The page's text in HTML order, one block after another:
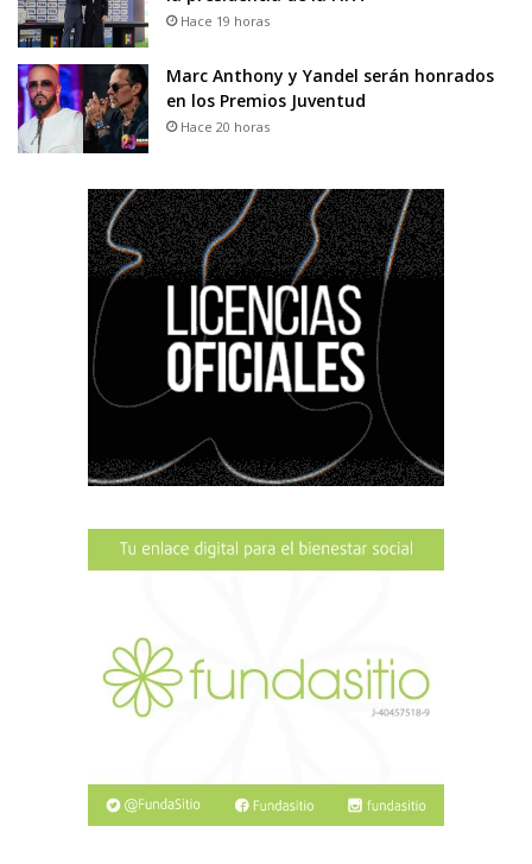
Hace 19 horas
Marc Anthony y Yandel serán honrados
en los Premios Juventud
Hace 20 horas